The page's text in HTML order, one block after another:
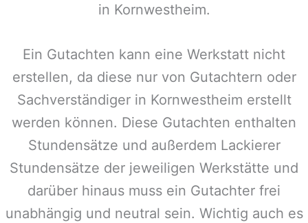
in Kornwestheim.
Ein Gutachten kann eine Werkstatt nicht
erstellen, da diese nur von Gutachtern oder
Sachverständiger in Kornwestheim erstellt
werden können. Diese Gutachten enthalten
Stundensätze und außerdem Lackierer
Stundensätze der jeweiligen Werkstätte und
darüber hinaus muss ein Gutachter frei
unabhängig und neutral sein. Wichtig auch es